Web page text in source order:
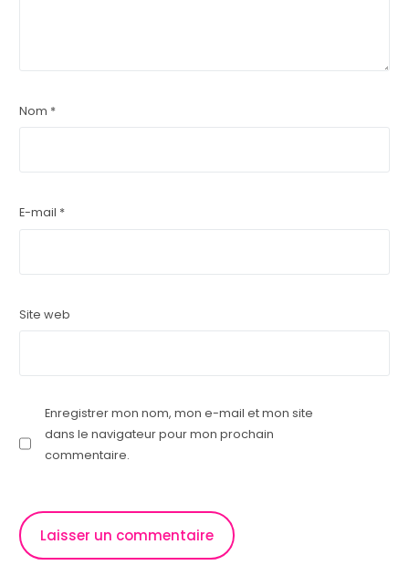
Nom *
E-mail *
Site web
Enregistrer mon nom, mon e-mail et mon site
dans le navigateur pour mon prochain
commentaire.